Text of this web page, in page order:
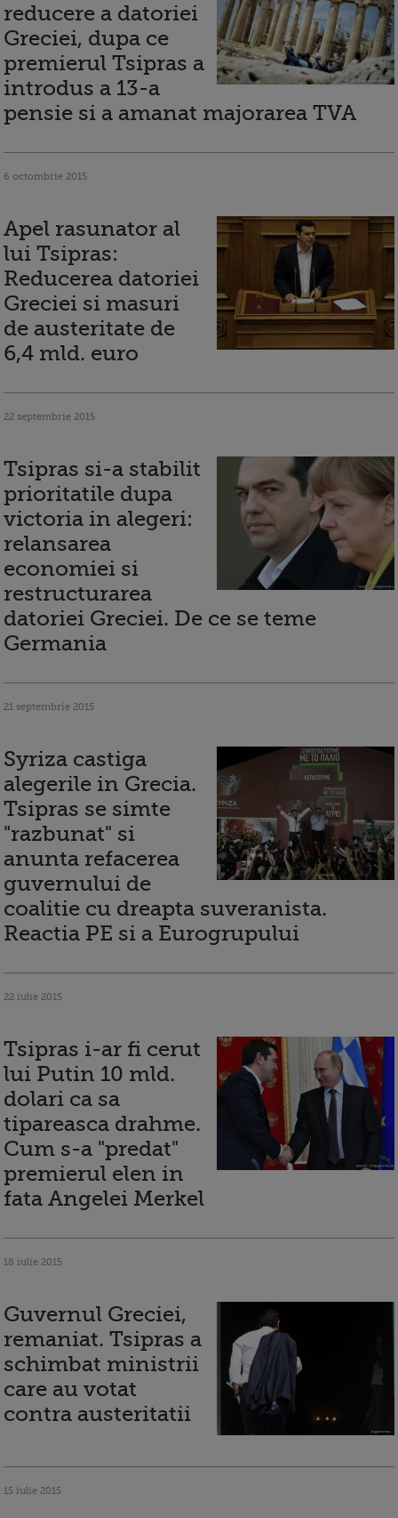
reducere a datoriei
Greciei, dupa ce
premierul Tsipras a
introdus a 13-a
pensie si a amanat majorarea TVA
6 octombrie 2015
Apel rasunator al
lui Tsipras:
Reducerea datoriei
Greciei si masuri
de austeritate de
6,4 mld. euro
22 septembrie 2015
Tsipras si-a stabilit
prioritatile dupa
victoria in alegeri:
relansarea
economiei si
restructurarea
datoriei Greciei. De ce se teme
Germania
21 septembrie 2015
Syriza castiga
alegerile in Grecia.
Tsipras se simte
"razbunat" si
anunta refacerea
guvernului de
coalitie cu dreapta suveranista.
Reactia PE si a Eurogrupului
22 iulie 2015
Tsipras i-ar fi cerut
lui Putin 10 mld.
dolari ca sa
tipareasca drahme.
Cum s-a "predat"
premierul elen in
fata Angelei Merkel
18 iulie 2015
Guvernul Greciei,
remaniat. Tsipras a
schimbat ministrii
care au votat
contra austeritatii
15 iulie 2015